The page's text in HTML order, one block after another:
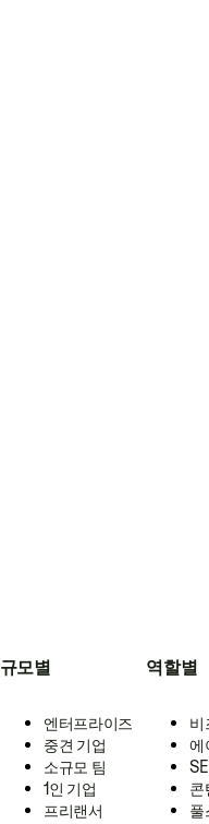
규모별
엔터프라이즈
중견 기업
소규모 팀
1인 기업
프리랜서
역할별
비
에
콘
풀